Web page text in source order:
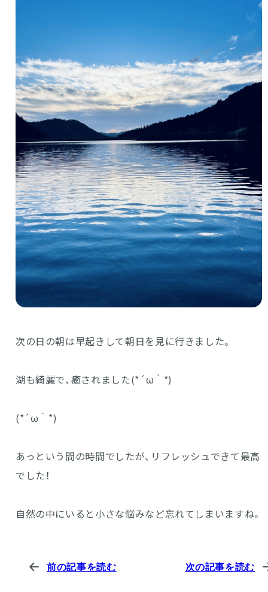
次の日の朝は早起きして朝日を見に行きました。
湖も綺麗で、癒されました(*´ω｀*)
(*´ω｀*)
あっという間の時間でしたが、リフレッシュできて最高
でした！
自然の中にいると小さな悩みなど忘れてしまいますね。
前の記事を読む 次の記事を読む